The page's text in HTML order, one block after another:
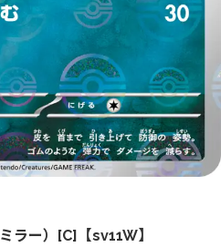
ラー）[C]【sv11W】